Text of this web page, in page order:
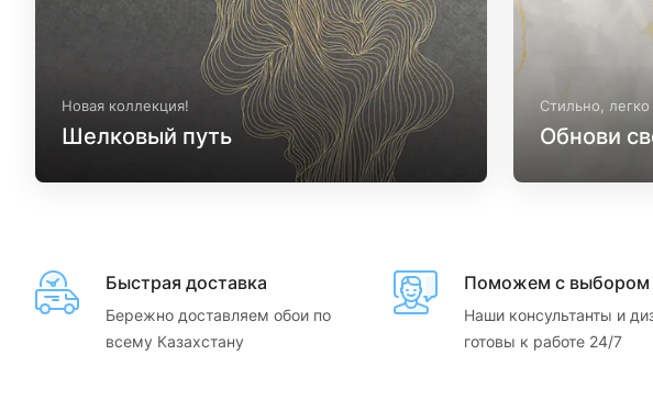
Новая коллекция!
Шелковый путь
Стильно,
Обнови
Быстрая доставка
Бережно доставляем обои по
всему Казахстану
Поможем с выбором
Наши консультанты и
готовы к работе 24/7